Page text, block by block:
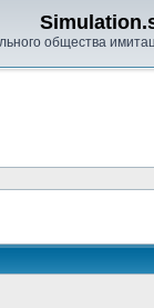
общества